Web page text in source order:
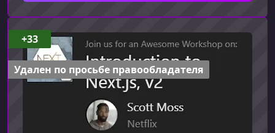
помогут вам быстрее строить
продакшн‑готовые проекты.Что такое Next.js
13+ и почему он важенNext.js предлагает
архитектуру, которая сочетает в себе мощь
React и улучшенные мех
+33
Удален по просьбе правообладателя